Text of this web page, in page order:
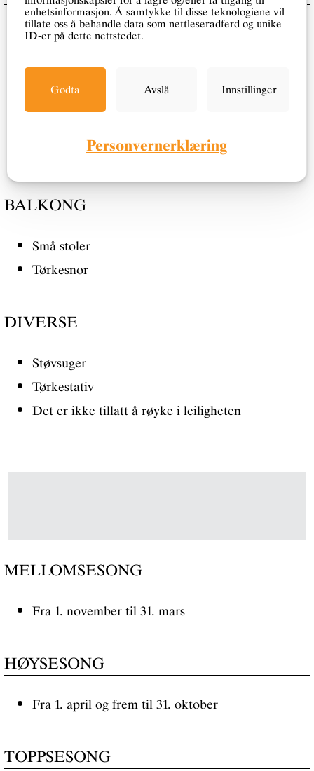
Køyeseng til 2 personer (aircondition rett utenfor
Ekstra sengetøy til alle senger
BALKONG
Små stoler
Tørkesnor
DIVERSE
Støvsuger
Tørkestativ
Det er ikke tillatt å røyke i leiligheten
MELLOMSESONG
Fra 1. november til 31. mars
HØYSESONG
Fra 1. april og frem til 31. oktober
TOPPSESONG
enhetsinformasjon. Å samtykke til disse teknologiene vil
tillate oss å behandle data som nettleseradferd og unike
ID-er på dette nettstedet.
Godta Avslå Innstillinger
Personvernerklæring